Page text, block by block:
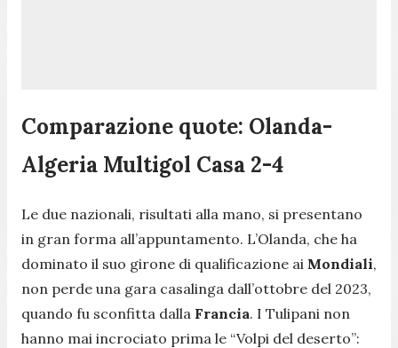
Comparazione quote: Olanda-
Algeria Multigol Casa 2-4
Le due nazionali, risultati alla mano, si presentano
in gran forma all’appuntamento. L’Olanda, che ha
dominato il suo girone di qualificazione ai Mondiali,
non perde una gara casalinga dall’ottobre del 2023,
quando fu sconfitta dalla Francia. I Tulipani non
hanno mai incrociato prima le “Volpi del deserto”: